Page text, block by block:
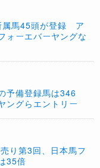
属馬45頭が登録 ア
ォーエバーヤングな
予備登録馬は346
ングらエントリー
り第3回、日本馬フ
35倍